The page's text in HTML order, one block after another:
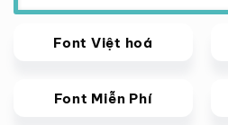
Font Việt hoá
Font Miễn Phí